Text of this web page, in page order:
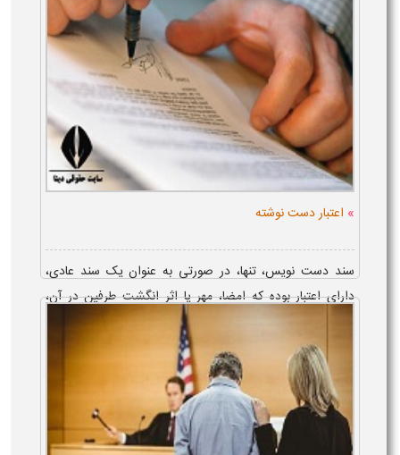
» اعتبار دست نوشته
سند دست نویس، تنها، در صورتی به عنوان یک سند عادی،
دارای اعتبار بوده که امضا، مهر یا اثر انگشت طرفین در آن،
موجود باشد و اعتبار دست نوشته با امضا و اثر انگشت یا مهر، به
حدی است که ...